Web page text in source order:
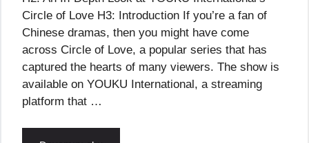
Circle of Love H3: Introduction If you’re a fan of
Chinese dramas, then you might have come
across Circle of Love, a popular series that has
captured the hearts of many viewers. The show is
available on YOUKU International, a streaming
platform that …